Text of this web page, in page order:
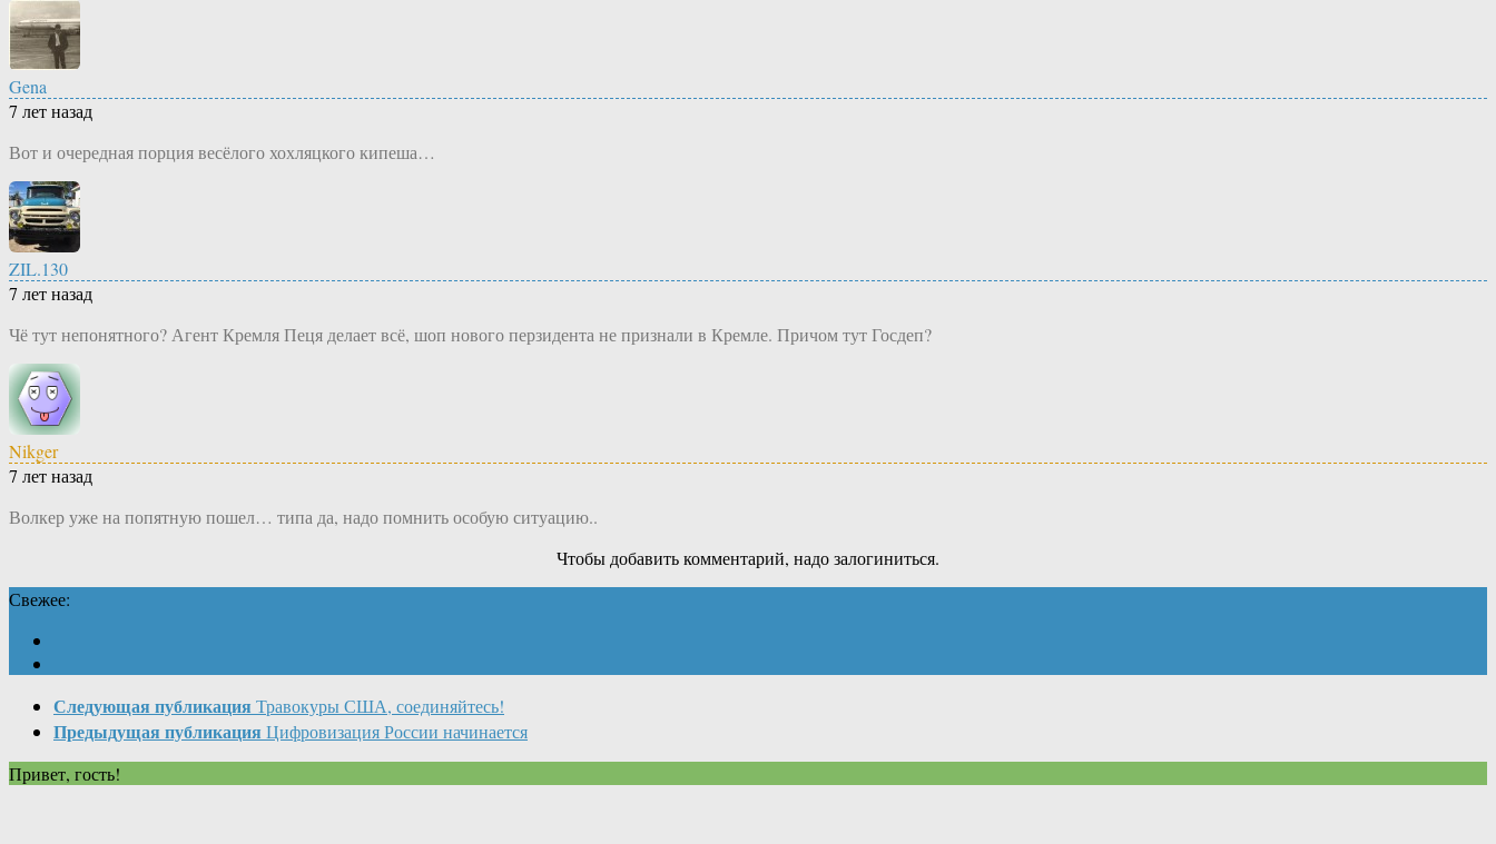
Gena
7 лет назад
Вот и очередная порция весёлого хохляцкого кипеша…
ZIL.130
7 лет назад
Чё тут непонятного? Агент Кремля Пеця делает всё, шоп нового перзидента не признали в Кремле. Причом тут Госдеп?
Nikger
7 лет назад
Волкер уже на попятную пошел… типа да, надо помнить особую ситуацию..
Чтобы добавить комментарий, надо залогиниться.
Свежее:
Следующая публикация Травокуры США, соединяйтесь!
Предыдущая публикация Цифровизация России начинается
Привет, гость!